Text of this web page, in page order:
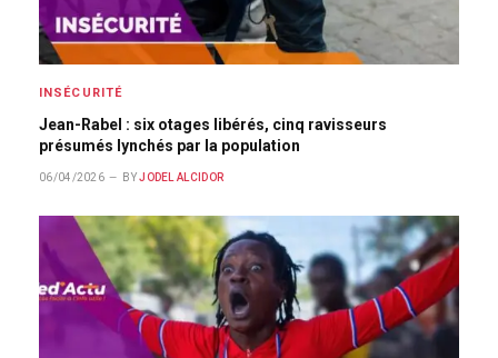
INSÉCURITÉ
Jean-Rabel : six otages libérés, cinq ravisseurs
présumés lynchés par la population
06/04/2026 BY JODEL ALCIDOR